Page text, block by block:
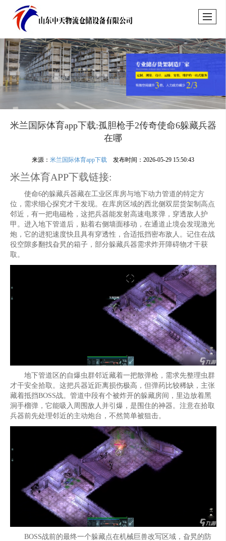
米兰国际体育app下载:孤胆枪手2传奇使命6躲藏兵器
在哪
来源：米兰国际体育app下载 发布时间：2026-05-29 15:50:43
米兰体育APP下载链接:
使命6的躲藏兵器藏在工业区库房与地下动力管道的特定方
位，需求细心探究才干发现。在库房区域的西北侧双层货架制高点
邻近，有一把电磁枪，这把兵器能发射高速电浆弹，穿透敌人护
甲。进入地下管道后，贴着右侧墙面移动，在通道止境会发现激光
炮，它的进犯速度快且具有穿透性，合适抵挡密布敌人。记住在战
役空隙多翻找旮旯的箱子，部分躲藏兵器需求炸开障碍物才干获
取。
地下管道区的自爆虫群邻近藏着一把散弹枪，需求先整理虫群
才干安全拾取。这把兵器近距离损伤极高，但弹药比较稀缺，主张
藏着抵挡BOSS战。管道中段有个被炸开的躲藏房间，里边放着黑
洞手榴弹，它能吸入周围敌人并引爆，是围住的神器。注意在拾取
兵器前先处理邻近的主动炮台，不然简单被狙击。
BOSS战前的最终一个躲藏点在机械巨兽改写区域，旮旯的防